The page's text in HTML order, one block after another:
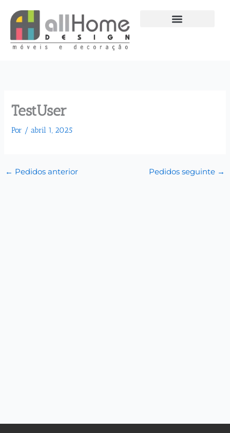
para
conteúdo
TestUser
Por /abril 1, 2025
← Pedidos anterior Pedidos seguinte →